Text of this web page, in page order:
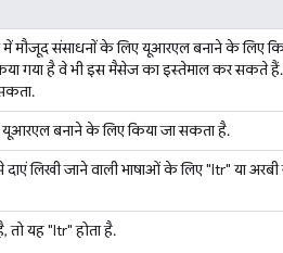
मौजूद संसाधनों के लिए यूआरएल बनाने के लिए
गया है वे भी इस मैसेज का इस्तेमाल कर सकते हैं.
यूआरएल बनाने के लिए किया जा सकता है.
लिखी जाने वाली भाषाओं के लिए "ltr" या
तो यह "ltr" होता है.